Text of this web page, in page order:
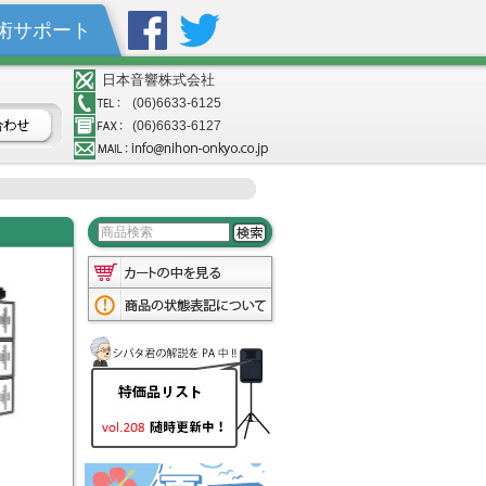
サポート
日本音響株式会社
(06)6633-6125
(06)6633-6127